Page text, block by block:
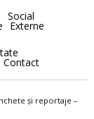
Social
Externe
Contact
şi reportaje –